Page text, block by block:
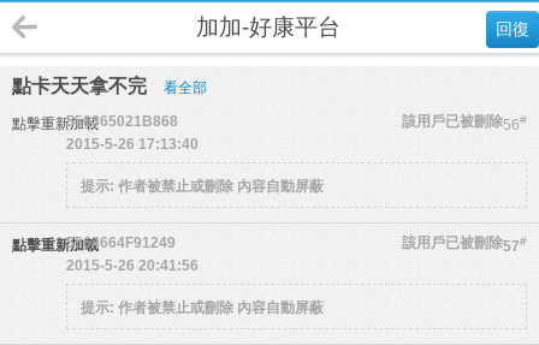
回復
加加-好康平台
點卡天天拿不完 看全部
點擊重新加載 56#
556365021B868
該用戶已被刪除
2015-5-26 17:13:40
提示: 作者被禁止或刪除 內容自動屏蔽
點擊重新加載 57#
5564664F91249
該用戶已被刪除
2015-5-26 20:41:56
提示: 作者被禁止或刪除 內容自動屏蔽